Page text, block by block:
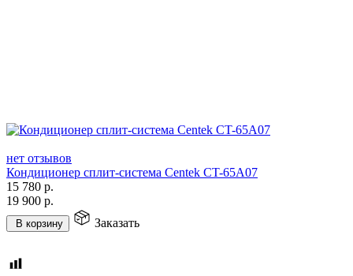
нет отзывов
Кондиционер сплит-система Centek CT-65A07
15 780 р.
19 900 р.
В корзину Заказать